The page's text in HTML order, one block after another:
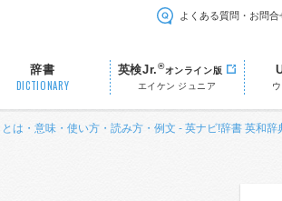
よくある質問・お問合
辞書
DICTIONARY
英検Jr.®オンライン版
エイケン ジュニア
とは・意味・使い方・読み方・例文 - 英ナビ!辞書 英和辞